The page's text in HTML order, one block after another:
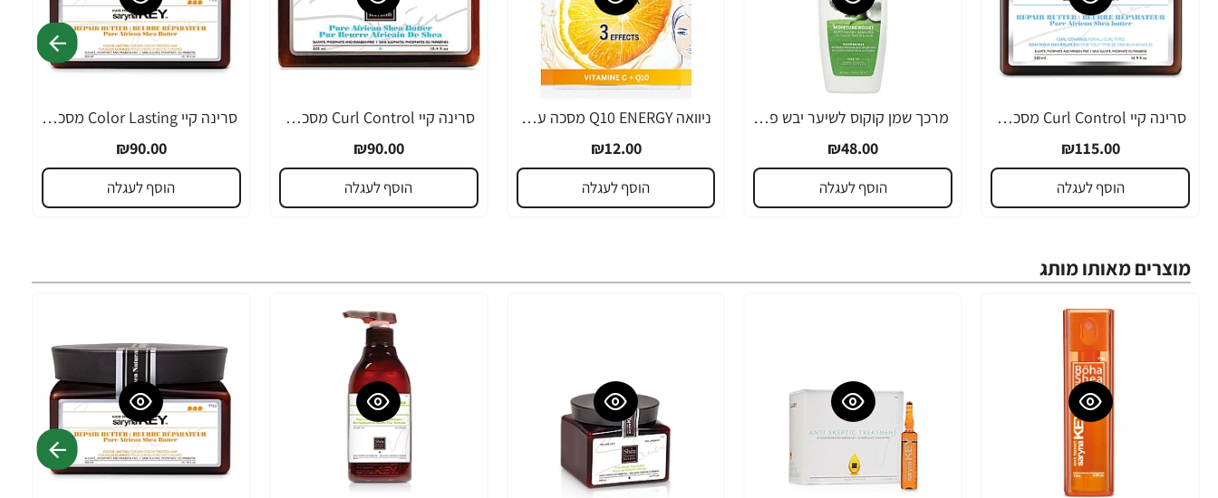
סרינה קיי Curl Control מסכת חמאת שיאה לשיער גלי ומתולתל 500 מ"ל - מבית Saryna Key
₪115.00
הוסף לעגלה
מרכך שמן קוקוס לשיער יבש פגום או צבוע ממריץ לחות 400 מ"ל - Palmer's
₪48.00
הוסף לעגלה
ניוואה Q10 ENERGY מסכה עם בוסט של ויטמין C למראה עור רענן וזוהר יחידה אחת - מבית NIVEA
₪12.00
הוסף לעגלה
סרינה קיי Curl Control מסכת חמאת שיאה לשיער גלי ומתולתל 300 מ"ל - מבית Saryna Key
₪90.00
הוסף לעגלה
סרינה קיי Color Lasting מסכת חמאת שיאה לשיער צבוע ומובהר 300 מ"ל - מבית Saryna Key
₪90.00
הוסף לעגלה
מוצרים מאותו מותג